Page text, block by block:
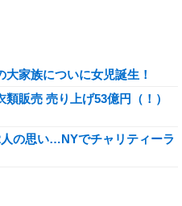
家族についに女児誕生！
販売 売り上げ53億円（！）
の思い…NYでチャリティーラ